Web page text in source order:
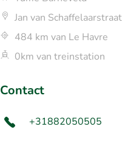
Jan van
484 km van Le Havre
0km van treinstation
Contact
+31882050505